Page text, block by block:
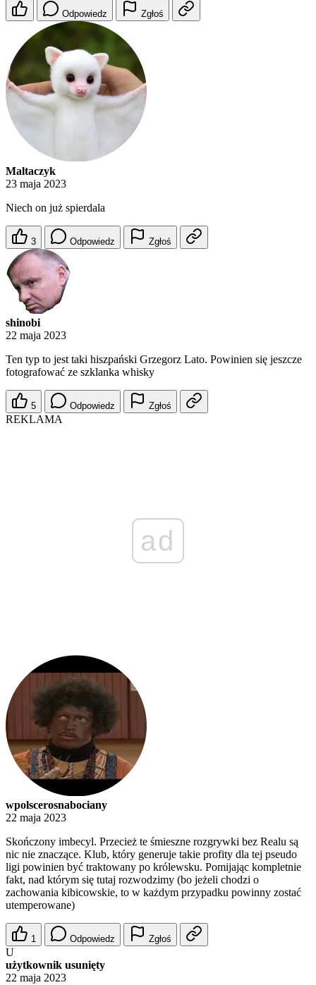
Odpowiedz Zgłoś
Maltaczyk
23 maja 2023
Niech on już spierdala
3 Odpowiedz Zgłoś
shinobi
22 maja 2023
Ten typ to jest taki hiszpański Grzegorz Lato. Powinien się jeszcze
fotografować ze szklanka whisky
5 Odpowiedz Zgłoś
REKLAMA
ad
wpolscerosnabociany
22 maja 2023
Skończony imbecyl. Przecież te śmieszne rozgrywki bez Realu są
nic nie znaczące. Klub, który generuje takie profity dla tej pseudo
ligi powinien być traktowany po królewsku. Pomijając kompletnie
fakt, nad którym się tutaj rozwodzimy (bo jeżeli chodzi o
zachowania kibicowskie, to w każdym przypadku powinny zostać
utemperowane)
1 Odpowiedz Zgłoś
U
użytkownik usunięty
22 maja 2023